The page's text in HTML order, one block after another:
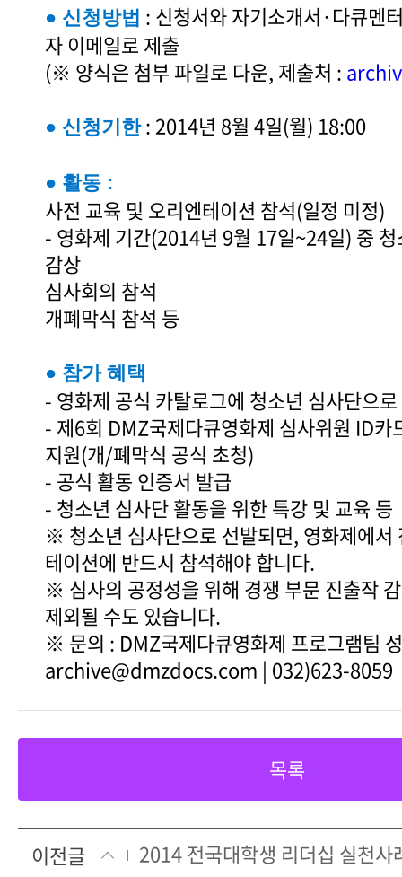
● 신청방법 : 신청서와 자기소개서·다큐멘
자 이메일로 제출
(※ 양식은 첨부 파일로 다운, 제출처 :
● 신청기한: 2014년 8월 4일(월) 18:00
● 활동 :
사전 교육 및 오리엔테이션 참석(일정 미정)
- 영화제 기간(2014년 9월 17일~24일) 중
감상
심사회의 참석
개폐막식 참석 등
● 참가 혜택
- 영화제 공식 카탈로그에 청소년 심사단으
- 제6회 DMZ국제다큐영화제 심사위원 ID카
지원(개/폐막식 공식 초청)
- 공식 활동 인증서 발급
- 청소년 심사단 활동을 위한 특강 및 교육 등
※ 청소년 심사단으로 선발되면, 영화제에서
테이션에 반드시 참석해야 합니다.
※ 심사의 공정성을 위해 경쟁 부문 진출작
제외될 수도 있습니다.
※ 문의 : DMZ국제다큐영화제 프로그램팀
archive@dmzdocs.com | 032)623-8059
목록
이전글
2014 전국대학생 리더십 실천사